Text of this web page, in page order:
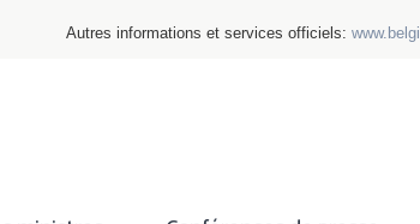
Autres informations et services officiels: